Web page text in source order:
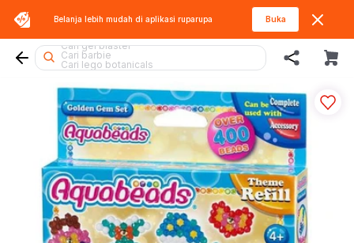
Belanja lebih mudah di aplikasi ruparupa Buka
Cari lego superheroes
Cari gel blaster
Cari barbie
Cari lego botanicals
Cari diecast
Cari blokees
Cari marvel legends
Cari fuggler
Cari squishy
Cari kiddy fun
Cari tobot
Cari miffy
Cari batman
Cari mobil
Cari rolife sanrio
Cari spiderman
Cari blaster
Cari sylvanian
Cari hot wheels
Cari thomas
Cari beyblade